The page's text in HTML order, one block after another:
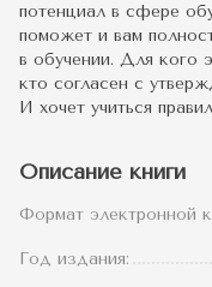
потенциал в сфере
поможет и вам
в обучении. Для кого
кто согласен с
И хочет учиться
Описание книги
Формат электронной
Год издания: